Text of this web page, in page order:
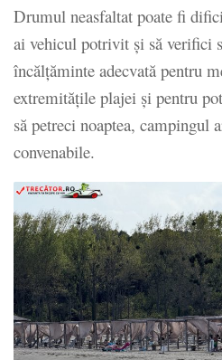
Drumul neasfaltat poate fi
ai vehicul potrivit și să verifici
încălţăminte adecvată pentru
extremitățile plajei și pentru
să petreci noaptea, campingul
convenabile.